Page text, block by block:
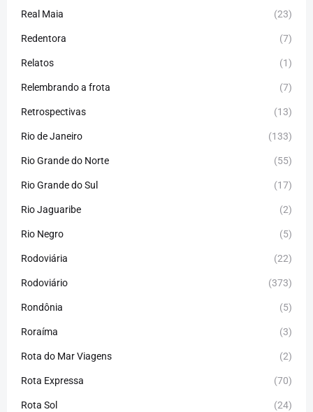
Real Maia (23)
Redentora (7)
Relatos (1)
Relembrando a frota (7)
Retrospectivas (13)
Rio de Janeiro (133)
Rio Grande do Norte (55)
Rio Grande do Sul (17)
Rio Jaguaribe (2)
Rio Negro (5)
Rodoviária (22)
Rodoviário (373)
Rondônia (5)
Roraíma (3)
Rota do Mar Viagens (2)
Rota Expressa (70)
Rota Sol (24)